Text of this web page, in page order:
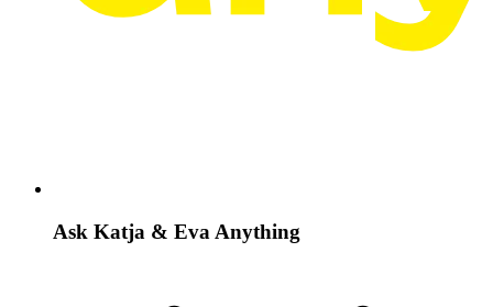
Ask Katja & Eva Anything